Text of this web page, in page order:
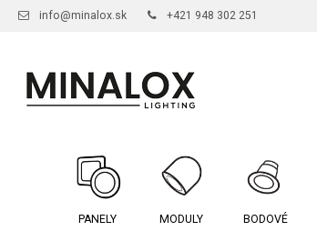
info@minalox.sk +421 948 302 251
PANELY MODULY BODOVÉ